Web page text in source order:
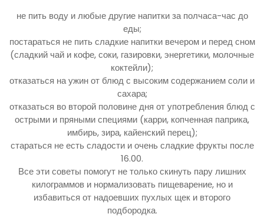
не пить воду и любые другие напитки за полчаса-час до
еды;
постараться не пить сладкие напитки вечером и перед сном
(сладкий чай и кофе, соки, газировки, энергетики, молочные
коктейли);
отказаться на ужин от блюд с высоким содержанием соли и
сахара;
отказаться во второй половине дня от употребления блюд с
острыми и пряными специями (карри, копченная паприка,
имбирь, зира, кайенский перец);
стараться не есть сладости и очень сладкие фрукты после
16.00.
Все эти советы помогут не только скинуть пару лишних
килограммов и нормализовать пищеварение, но и
избавиться от надоевших пухлых щек и второго
подбородка.